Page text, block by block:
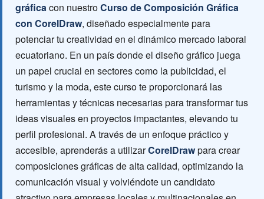
gráficacon nuestroCurso de Composición Gráfica
con CorelDraw, diseñado especialmente para
potenciar tu creatividad en el dinámico mercado laboral
ecuatoriano. En un país donde el diseño gráfico juega
un papel crucial en sectores como la publicidad, el
turismo y la moda, este curso te proporcionará las
herramientas y técnicas necesarias para transformar tus
ideas visuales en proyectos impactantes, elevando tu
perfil profesional. A través de un enfoque práctico y
accesible, aprenderás a utilizarCorelDrawpara crear
composiciones gráficas de alta calidad, optimizando la
comunicación visual y volviéndote un candidato